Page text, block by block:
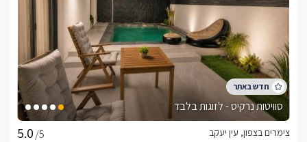
סוויטות נרקיס - לזוגות בלבד
/5
צימרים בצפון, עין יעקב